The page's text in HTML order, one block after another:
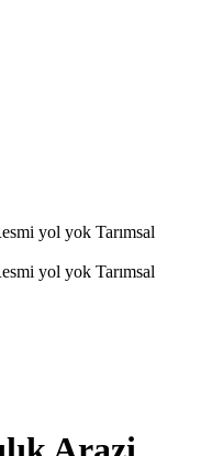
yol yok Tarımsal
yol yok Tarımsal